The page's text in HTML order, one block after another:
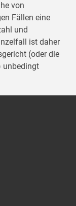
von
Fällen eine
und
ist daher
(oder die
unbedingt